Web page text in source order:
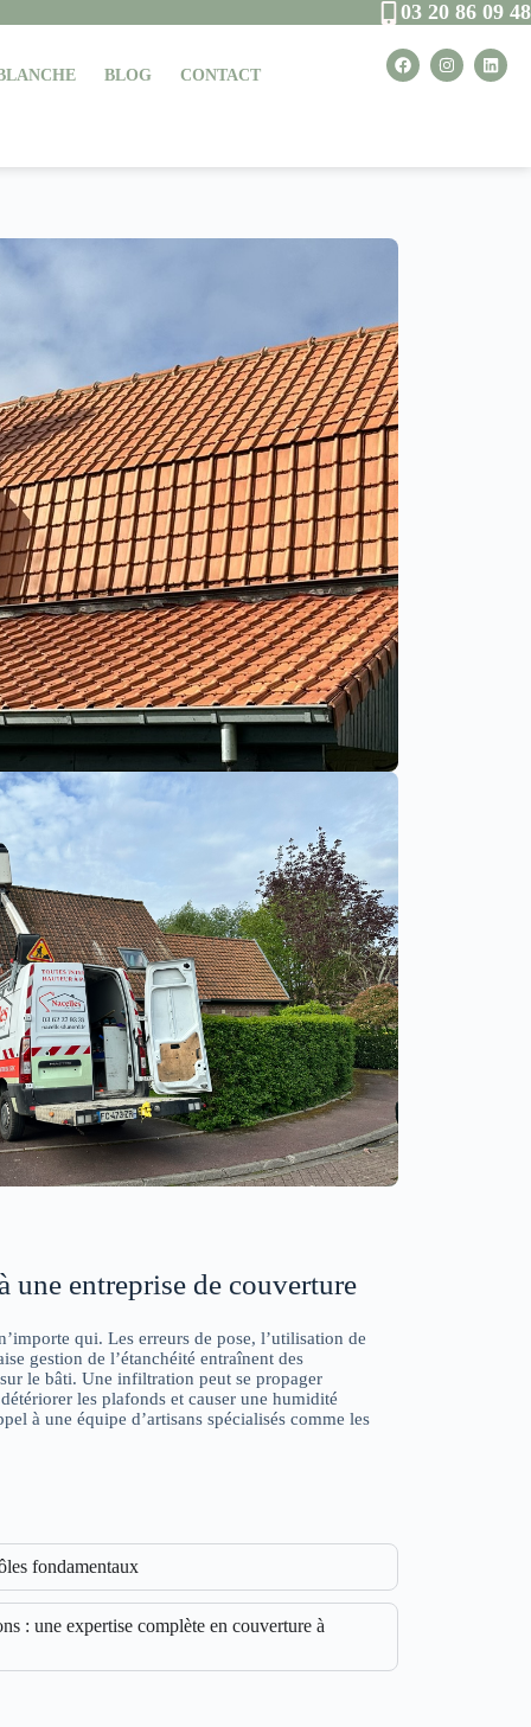
03 20 86 09 48
BLOG CONTACT
une entreprise de couverture
qui. Les erreurs de pose, l’utilisation de
gestion de l’étanchéité entraînent des
le bâti. Une infiltration peut se propager
les plafonds et causer une humidité
à une équipe d’artisans spécialisés comme les
fondamentaux
: une expertise complète en couverture à